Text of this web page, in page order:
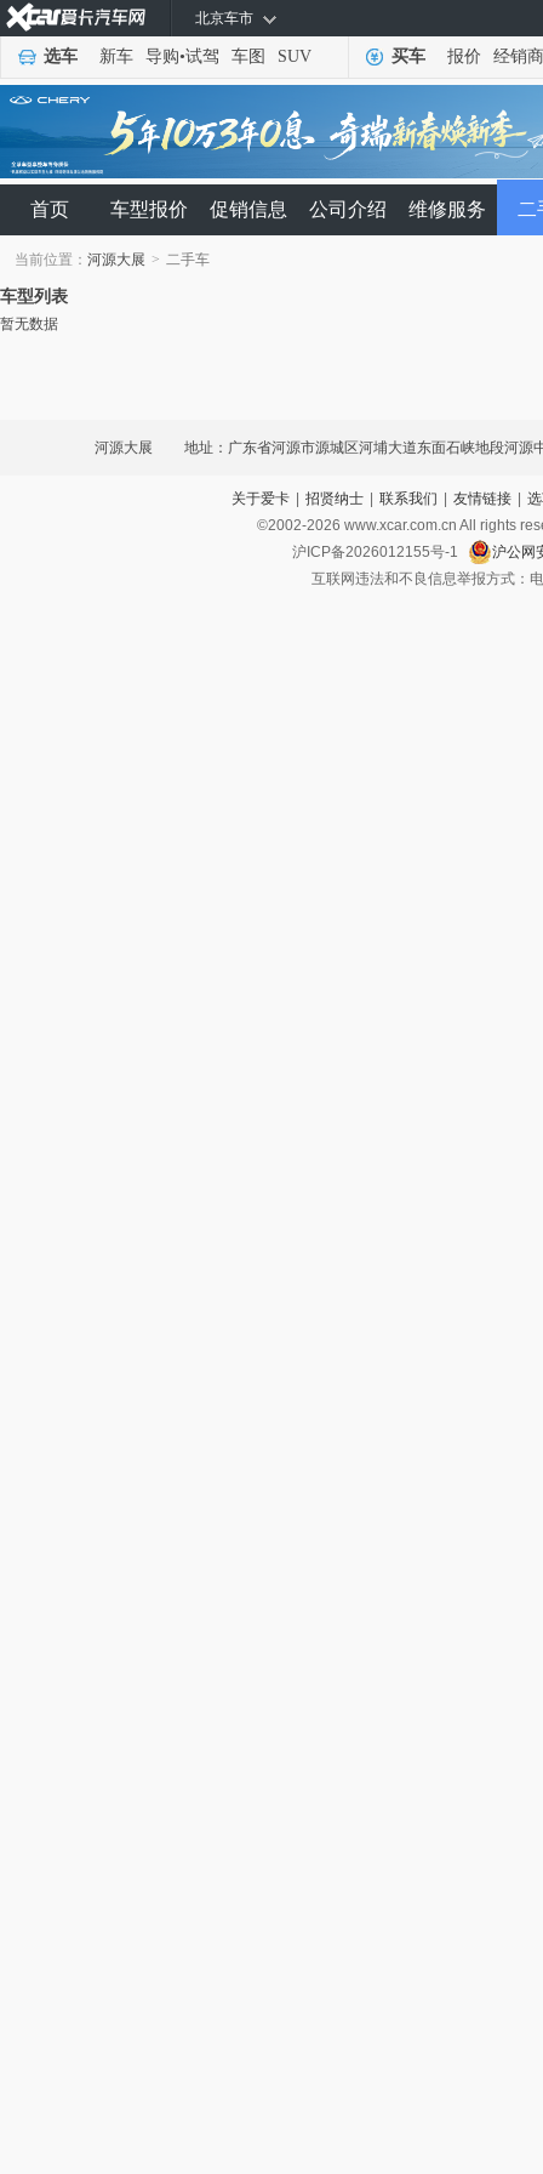
北京车市
选车 新车 导购•试驾 车图 SUV 买车 报价 经销商
首页 车型报价 促销信息 公司介绍 维修服务 二
当前位置：河源大展 > 二手车
车型列表
暂无数据
河源大展 地址：广东省河源市源城区河埔大道东面石峡地段河源
关于爱卡 | 招贤纳士 | 联系我们 | 友情链接 |
©2002-2026 www.xcar.com.cn All rights
沪ICP备2026012155号-1
沪公网
互联网违法和不良信息举报方式：